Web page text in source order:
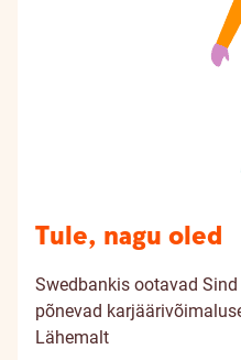
Tule, nagu oled
Swedbankis ootavad
põnevad
Lähemalt